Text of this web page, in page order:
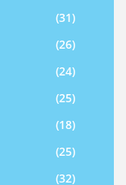
(31)
(26)
(24)
(25)
(18)
(25)
(32)